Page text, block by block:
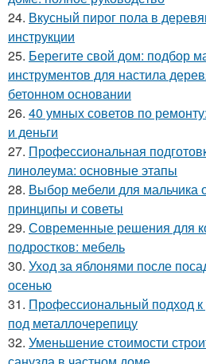
24. Вкусный пирог пола в
инструкции
25. Берегите свой дом: подбор
инструментов для настила
бетонном основании
26. 40 умных советов по
и деньги
27. Профессиональная
линолеума: основные этапы
28. Выбор мебели для мальчика
принципы и советы
29. Современные решения для
подростков: мебель
30. Уход за яблонями после
осенью
31. Профессиональный подход к
под металлочерепицу
32. Уменьшение стоимости